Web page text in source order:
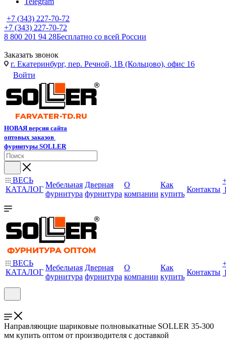
+7 (343) 227-70-72
+7 (343) 227-70-72
8 800 201 94 28Бесплатно со всей России
Заказать звонок
г. Екатеринбург, пер. Речной, 1В (Кольцово), офис 16
Войти
НОВАЯ версия сайта
оптовых заказов
фурнитуры SOLLER
ВЕСЬ
КАТАЛОГ
Мебельная
фурнитура
Дверная
фурнитура
О
компании
Как
купить
Контакты
ВЕСЬ
КАТАЛОГ
Мебельная
фурнитура
Дверная
фурнитура
О
компании
Как
купить
Контакты
Направляющие шариковые полновыкатные SOLLER 35-300
мм купить оптом от производителя с доставкой